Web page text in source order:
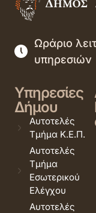
Ωράριο
υπηρεσιών
Υπηρεσίες
Δήμου
Αυτοτελές
Τμήμα Κ.Ε.Π.
Αυτοτελές
Τμήμα
Εσωτερικού
Ελέγχου
Αυτοτελές